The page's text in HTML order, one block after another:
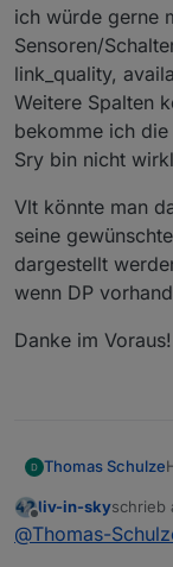
ich würde gerne
Sensoren/
link_quality,
Weitere Spalten
bekomme ich
Sry bin nicht
Vlt könnte man
seine
dargestellt
wenn DP
Danke im Voraus!
Thomas Schulze
Offline
liv-in-skyschrieb
zuletzt
@Thomas-